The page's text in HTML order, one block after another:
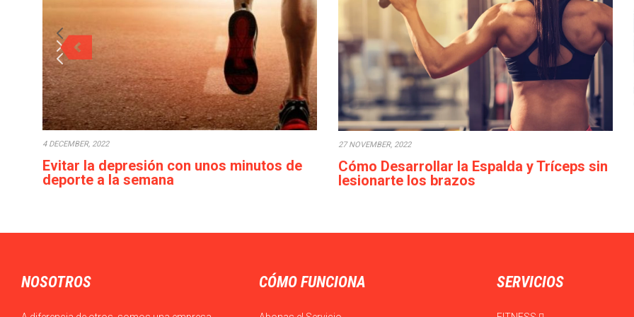
4 DECEMBER, 2022
Evitar la depresión con unos minutos de
deporte a la semana
27 NOVEMBER, 2022
Cómo Desarrollar la Espalda y Tríceps sin
lesionarte los brazos
NOSOTROS CÓMO FUNCIONA SERVICIOS